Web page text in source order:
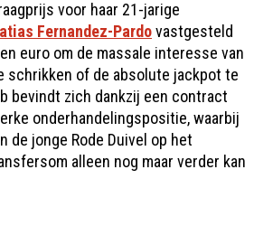
voor haar 21-jarige
Fernandez-Pardovastgesteld
euro om de massale interesse van
schrikken of de absolute jackpot te
bevindt zich dankzij een contract
onderhandelingspositie, waarbij
de jonge Rode Duivel op het
alleen nog maar verder kan